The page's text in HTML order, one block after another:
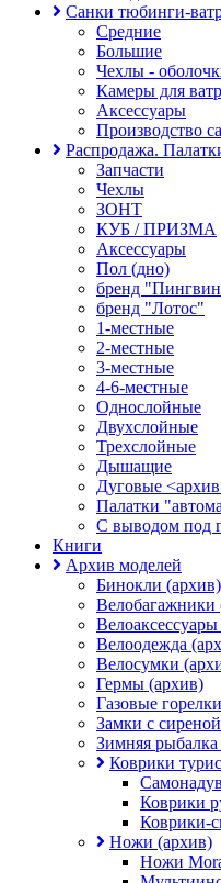
Санки тюбинги-
Средние
Большие
Чехлы -
Камеры для
Аксессуары
Производство
Распродажа.
Запчасти
Чехлы
ЗОНТ
КУБ / ПРИЗМА
Аксессуары
Пол (дно)
бренд
бренд "Лотос"
1-местные
2-местные
3-местные
4-6-местные
Однослойные
Двухслойные
Трехслойные
Дышащие
Дуговые
Палатки
C выводом под
Книги
Архив моделей
Бинокли (архив)
Велобагажники
Велоодежда
Велосумки
Гермы (архив)
Газовые
Замки с
Зимняя
Коврики
Коврики
Коврики-
Ножи (архив)
Ножи